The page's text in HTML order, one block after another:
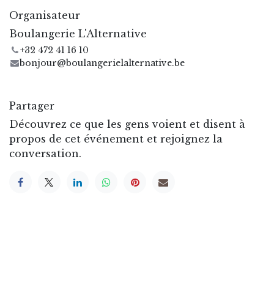
Organisateur
Boulangerie L'Alternative
+32 472 41 16 10
bonjour@boulangerielalternative.be
Partager
Découvrez ce que les gens voient et disent à
propos de cet événement et rejoignez la
conversation.